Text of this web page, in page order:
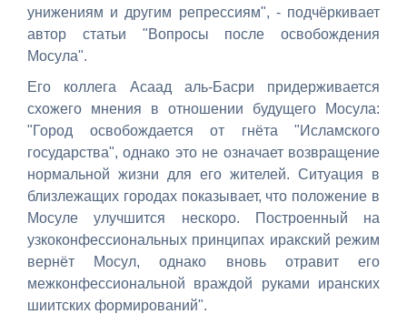
унижениям и другим репрессиям", - подчёркивает
автор статьи "Вопросы после освобождения
Мосула".
Его коллега Асаад аль-Басри придерживается
схожего мнения в отношении будущего Мосула:
"Город освобождается от гнёта "Исламского
государства", однако это не означает возвращение
нормальной жизни для его жителей. Ситуация в
близлежащих городах показывает, что положение в
Мосуле улучшится нескоро. Построенный на
узкоконфессиональных принципах иракский режим
вернёт Мосул, однако вновь отравит его
межконфессиональной враждой руками иранских
шиитских формирований".